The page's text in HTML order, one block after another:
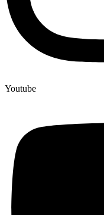
Youtube